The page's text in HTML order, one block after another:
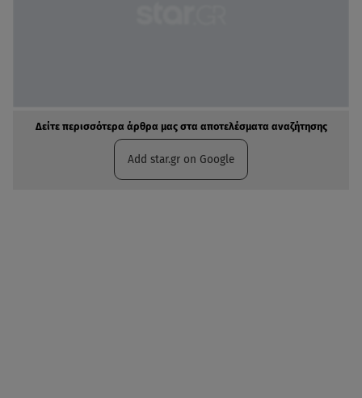
Δείτε περισσότερα άρθρα μας στα αποτελέσματα αναζήτησης
Add star.gr on Google